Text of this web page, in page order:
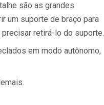
são as grandes
um suporte de braço para
retirá-lo do suporte.
em modo autônomo,